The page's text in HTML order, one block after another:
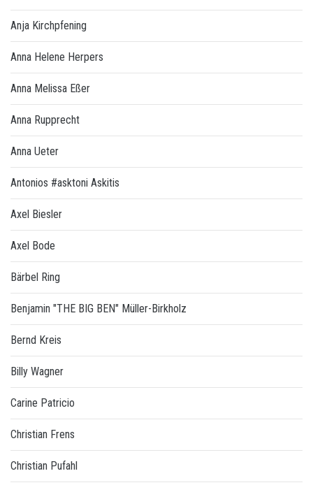
Anja Kirchpfening
Anna Helene Herpers
Anna Melissa Eßer
Anna Rupprecht
Anna Ueter
Antonios #asktoni Askitis
Axel Biesler
Axel Bode
Bärbel Ring
Benjamin "THE BIG BEN" Müller-Birkholz
Bernd Kreis
Billy Wagner
Carine Patricio
Christian Frens
Christian Pufahl